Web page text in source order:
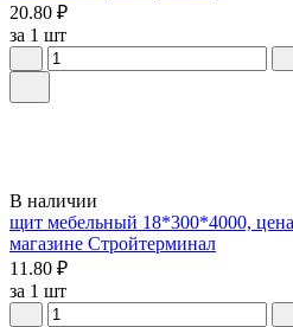
20.80 ₽
за 1 шт
В наличии
щит мебельный 18*300*4000,
магазине Стройтерминал
11.80 ₽
за 1 шт